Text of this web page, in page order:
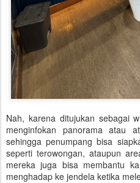
Nah, karena ditujukan sebagai
menginfokan panorama atau
sehingga penumpang bisa
seperti terowongan, ataupun
mereka juga bisa membantu
menghadap ke jendela ketika